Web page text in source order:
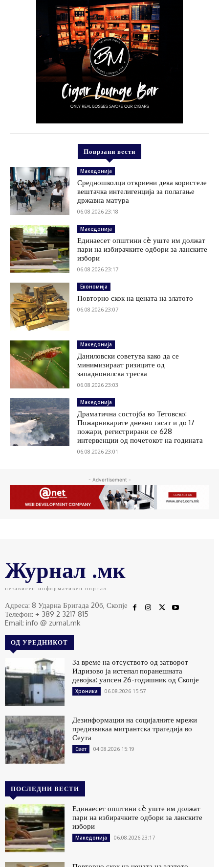
Поврзани вести
Македонија
Средношколци откриени дека користеле
вештачка интелигенција за полагање
државна матура
06.08.2026 23:18
Македонија
Единаесет општини сè уште им должат
пари на избирачките одбори за ланските
избори
06.08.2026 23:17
Економија
Повторно скок на цената на златото
06.08.2026 23:07
Македонија
Даниловски советува како да се
минимизираат ризиците од
западнонилска треска
06.08.2026 23:03
Македонија
Драматична состојба во Тетовско:
Пожарникарите дневно гасат и до 17
пожари, регистрирани се 628
интервенции од почетокот на годината
06.08.2026 23:01
- Advertisement -
Журнал .мк
независен информативен портал
Адреса: 8 Ударна Бригада 20б, Скопје
Телефон: + 389 2 3217 815
Email: info @ zurnal.mk
ОД УРЕДНИКОТ
За време на отсуството од затворот
Идризово ја истепал поранешната
девојка: уапсен 26-годишник од Скопје
Хроника 06.08.2026 15:57
Дезинформации на социјалните мрежи
предизвикаа мигрантска трагедија во
Сеута
Свет 04.08.2026 15:19
ПОСЛЕДНИ ВЕСТИ
Единаесет општини сè уште им должат
пари на избирачките одбори за ланските
избори
Македонија 06.08.2026 23:17